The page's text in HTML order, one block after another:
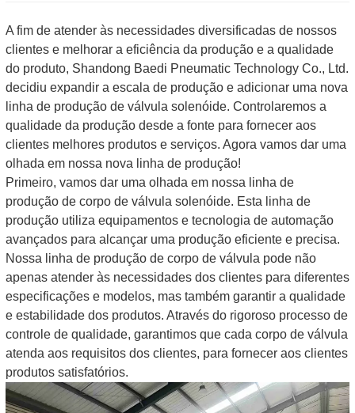
A fim de atender às necessidades diversificadas de nossos
clientes e melhorar a eficiência da produção e a qualidade
do produto, Shandong Baedi Pneumatic Technology Co., Ltd.
decidiu expandir a escala de produção e adicionar uma nova
linha de produção de válvula solenóide. Controlaremos a
qualidade da produção desde a fonte para fornecer aos
clientes melhores produtos e serviços. Agora vamos dar uma
olhada em nossa nova linha de produção!
Primeiro, vamos dar uma olhada em nossa linha de
produção de corpo de válvula solenóide. Esta linha de
produção utiliza equipamentos e tecnologia de automação
avançados para alcançar uma produção eficiente e precisa.
Nossa linha de produção de corpo de válvula pode não
apenas atender às necessidades dos clientes para diferentes
especificações e modelos, mas também garantir a qualidade
e estabilidade dos produtos. Através do rigoroso processo de
controle de qualidade, garantimos que cada corpo de válvula
atenda aos requisitos dos clientes, para fornecer aos clientes
produtos satisfatórios.